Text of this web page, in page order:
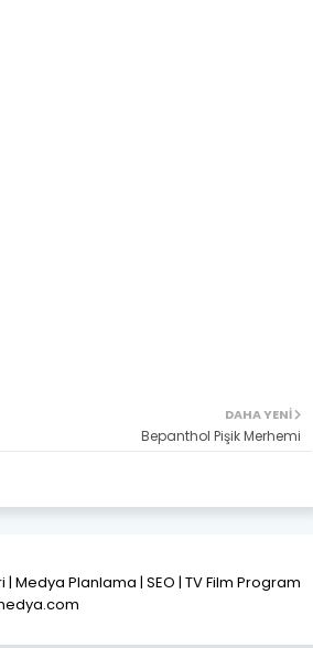
DAHA YENI
Bepanthol Pişik Merhemi
| Medya Planlama | SEO | TV Film Program